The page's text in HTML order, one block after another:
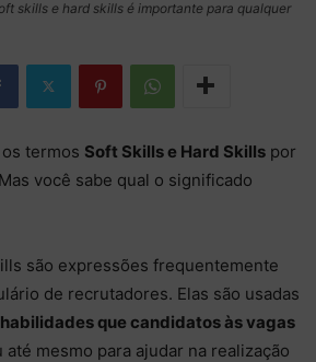
skills e hard skills é importante para qualquer
termos Soft Skills e Hard Skills por
você sabe qual o significado
são expressões frequentemente
de recrutadores. Elas são usadas
que candidatos às vagas
até mesmo para ajudar na realização